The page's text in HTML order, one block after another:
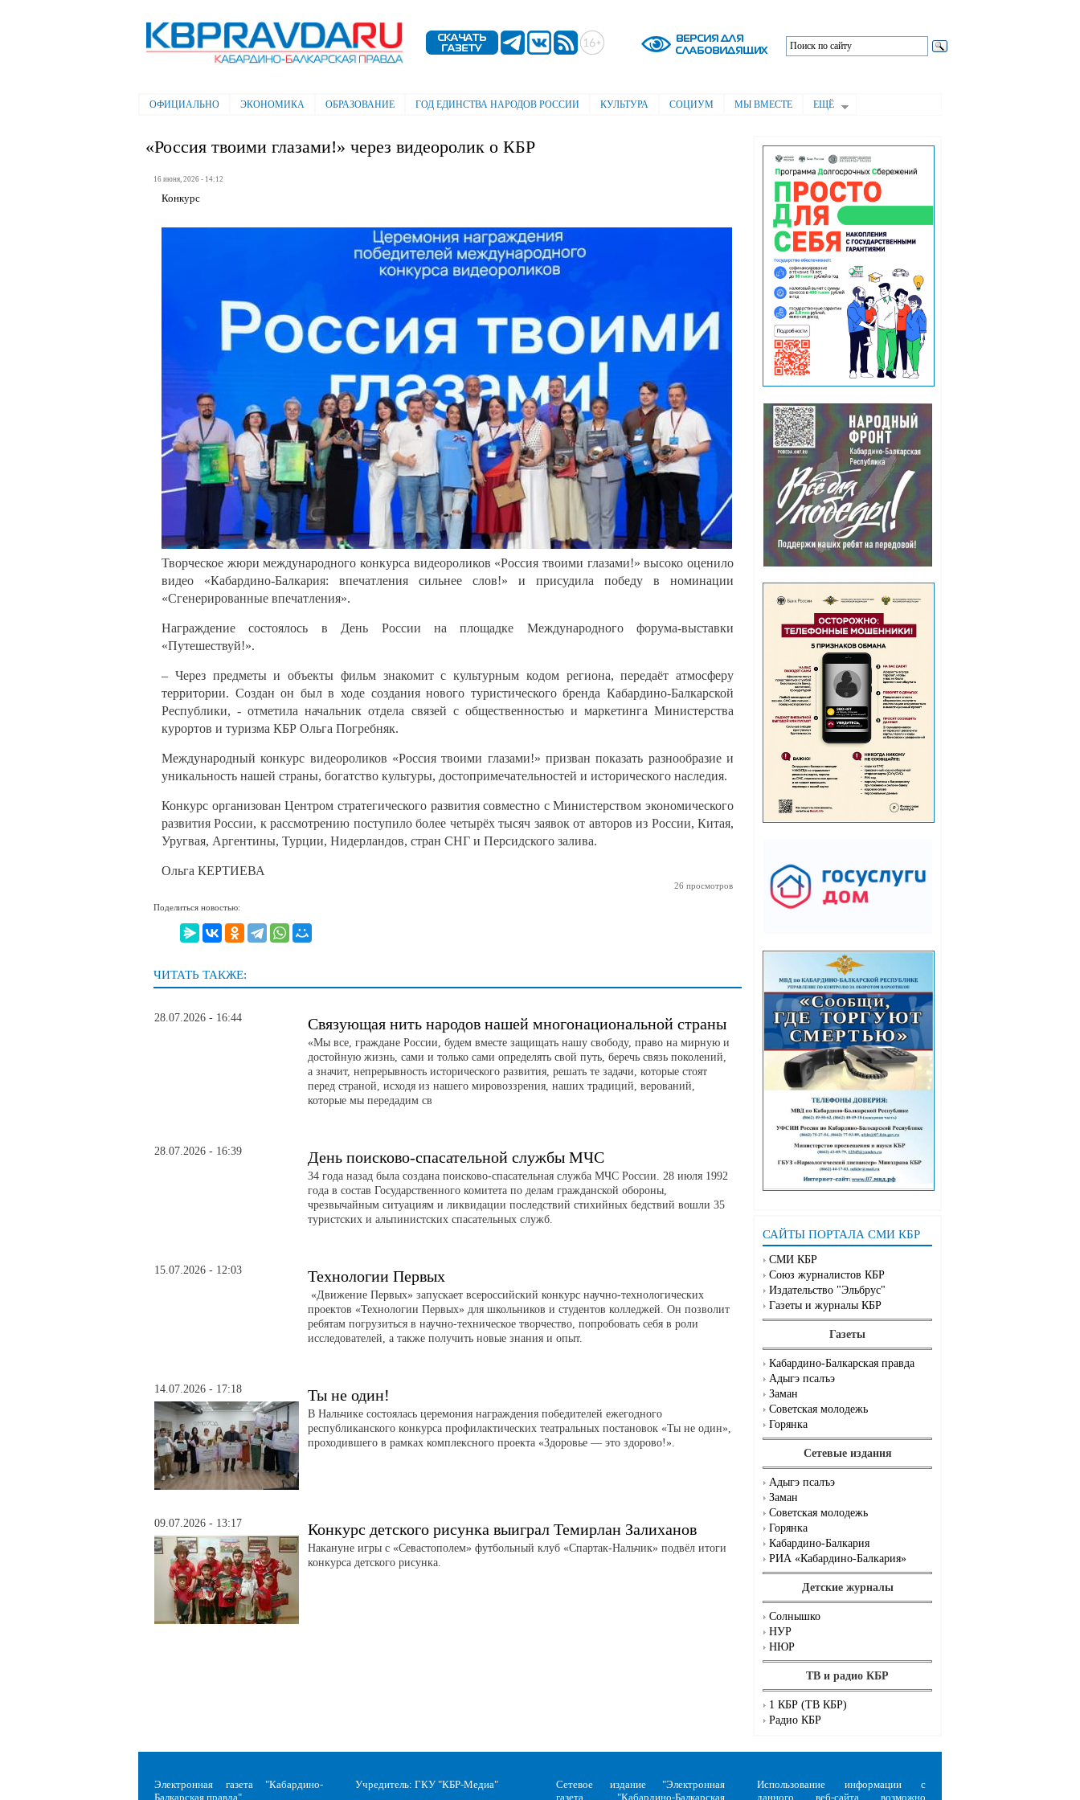
содержанию
Электронная газета "Кабардино-
Балкарская правда"
Главное меню
ОФИЦИАЛЬНО ЭКОНОМИКА ОБРАЗОВАНИЕ ГОД ЕДИНСТВА НАРОДОВ РОССИИ КУЛЬТУРА СОЦИУМ МЫ ВМЕСТЕ ЕЩЁ
САЙТЫ ПОРТАЛА СМИ КБР
СМИ КБР
Союз журналистов КБР
Издательство "Эльбрус"
Газеты и журналы КБР
Газеты
Кабардино-Балкарская правда
Адыгэ псалъэ
Заман
Советская молодежь
Горянка
Сетевые издания
Адыгэ псалъэ
Заман
Советская молодежь
Горянка
Кабардино-Балкария
РИА «Кабардино-Балкария»
Детские журналы
Солнышко
НУР
НЮР
ТВ и радио КБР
1 КБР (ТВ КБР)
Радио КБР
«Россия твоими глазами!» через видеоролик о КБР
16 июня, 2026 - 14:12
Конкурс
Творческое жюри международного конкурса видеороликов «Россия твоими глазами!» высоко оценило
видео «Кабардино-Балкария: впечатления сильнее слов!» и присудила победу в номинации
«Сгенерированные впечатления».
Награждение состоялось в День России на площадке Международного форума-выставки
«Путешествуй!».
– Через предметы и объекты фильм знакомит с культурным кодом региона, передаёт атмосферу
территории. Создан он был в ходе создания нового туристического бренда Кабардино-Балкарской
Республики, - отметила начальник отдела связей с общественностью и маркетинга Министерства
курортов и туризма КБР Ольга Погребняк.
Международный конкурс видеороликов «Россия твоими глазами!» призван показать разнообразие и
уникальность нашей страны, богатство культуры, достопримечательностей и исторического наследия.
Конкурс организован Центром стратегического развития совместно с Министерством экономического
развития России, к рассмотрению поступило более четырёх тысяч заявок от авторов из России, Китая,
Уругвая, Аргентины, Турции, Нидерландов, стран СНГ и Персидского залива.
Ольга КЕРТИЕВА
26 просмотров
Поделиться новостью:
ЧИТАТЬ ТАКЖЕ:
28.07.2026 - 16:44 Связующая нить народов нашей многонациональной страны
«Мы все, граждане России, будем вместе защищать нашу свободу, право на мирную и
достойную жизнь, сами и только сами определять свой путь, беречь связь поколений,
а значит, непрерывность исторического развития, решать те задачи, которые стоят
перед страной, исходя из нашего мировоззрения, наших традиций, верований,
которые мы передадим св
28.07.2026 - 16:39 День поисково-спасательной службы МЧС
34 года назад была создана поисково-спасательная служба МЧС России. 28 июля 1992
года в состав Государственного комитета по делам гражданской обороны,
чрезвычайным ситуациям и ликвидации последствий стихийных бедствий вошли 35
туристских и альпинистских спасательных служб.
15.07.2026 - 12:03 Технологии Первых
«Движение Первых» запускает всероссийский конкурс научно-технологических
проектов «Технологии Первых» для школьников и студентов колледжей. Он позволит
ребятам погрузиться в научно-техническое творчество, попробовать себя в роли
исследователей, а также получить новые знания и опыт.
14.07.2026 - 17:18 Ты не один!
В Нальчике состоялась церемония награждения победителей ежегодного
республиканского конкурса профилактических театральных постановок «Ты не один»,
проходившего в рамках комплексного проекта «Здоровье — это здорово!».
09.07.2026 - 13:17 Конкурс детского рисунка выиграл Темирлан Залиханов
Накануне игры с «Севастополем» футбольный клуб «Спартак-Нальчик» подвёл итоги
конкурса детского рисунка.
Электронная газета "Кабардино-
Балкарская правда"
Учредитель: ГКУ "КБР-Медиа"
Сетевое издание "Электронная
газета "Кабардино-Балкарская
Использование информации с
данного веб-сайта возможно